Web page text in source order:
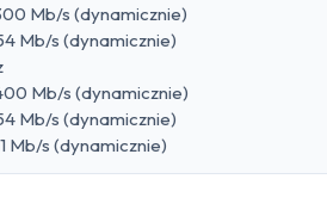
Mb/s (dynamicznie)
Mb/s (dynamicznie)
Mb/s (dynamicznie)
Mb/s (dynamicznie)
Mb/s (dynamicznie)